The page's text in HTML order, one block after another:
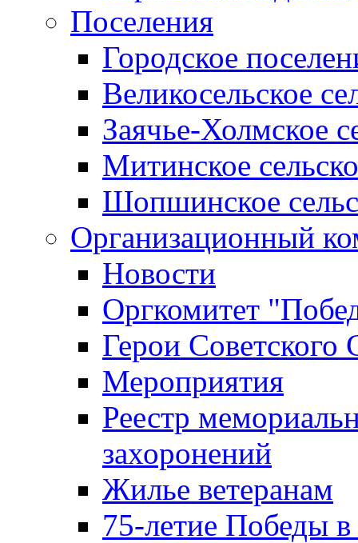
Поселения
Городское
Великосельское
Заячье-Холмское
Митинское
Шопшинское
Организационный
Новости
Оргкомитет
Герои Советского
Мероприятия
Реестр
захоронений
Жилье ветеранам
75-летие Победы